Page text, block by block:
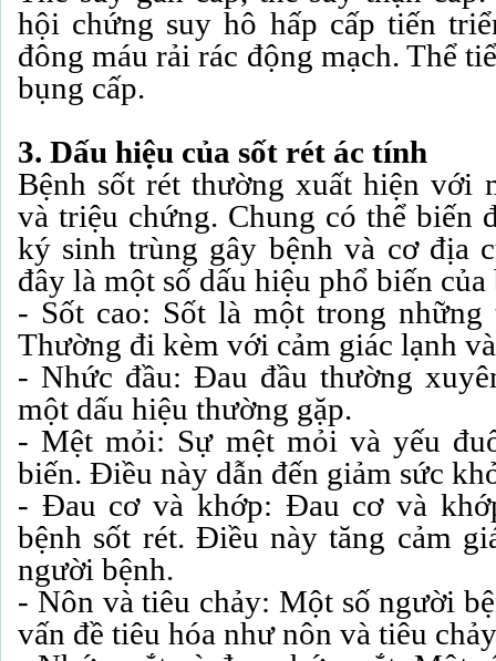
hội chứng suy hô hấp cấp tiến
đông máu rải rác động mạch. Thể
bụng cấp.
3. Dấu hiệu của sốt rét ác tính
Bệnh sốt rét thường xuất hiện với
và triệu chứng. Chung có thể biến
ký sinh trùng gây bệnh và cơ địa
đây là một số dấu hiệu phổ biến của
- Sốt cao: Sốt là một trong những
Thường đi kèm với cảm giác lạnh
- Nhức đầu: Đau đầu thường
một dấu hiệu thường gặp.
- Mệt mỏi: Sự mệt mỏi và yếu
biến. Điều này dẫn đến giảm sức
- Đau cơ và khớp: Đau cơ và
bệnh sốt rét. Điều này tăng cảm
người bệnh.
- Nôn và tiêu chảy: Một số người
vấn đề tiêu hóa như nôn và tiêu